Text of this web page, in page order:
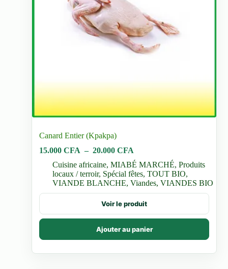
Canard Entier (Kpakpa)
15.000CFA – 20.000CFA
de
prix :
15.000 CFA
à
20.000 CFA
Cuisine africaine,MIABÉ MARCHÉ,Produits
locaux / terroir, Spécial fêtes,TOUT BIO,
VIANDE BLANCHE,Viandes,VIANDES BIO
Voir le produit
Ajouter au panier
Ce
a
plusieurs
Les
options